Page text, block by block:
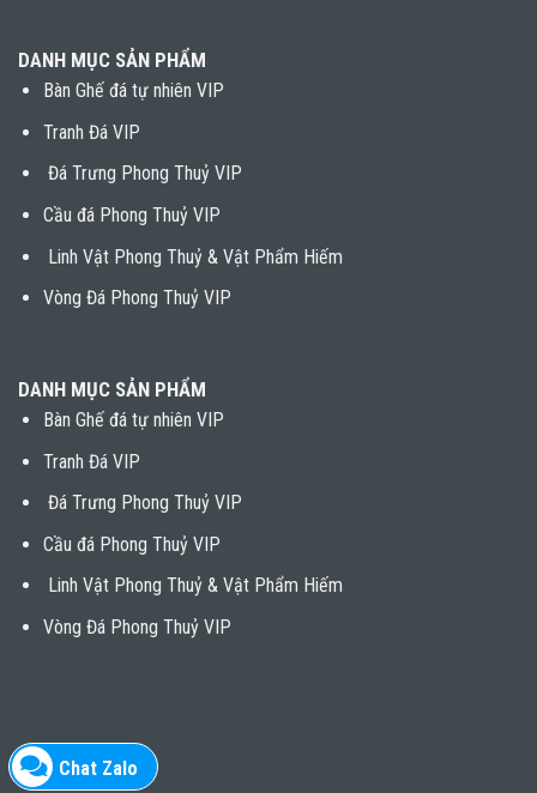
Chat Zalo
DANH MỤC SẢN PHẨM
Bàn Ghế đá tự nhiên VIP
Tranh Đá VIP
Đá Trưng Phong Thuỷ VIP
Cầu đá Phong Thuỷ VIP
Linh Vật Phong Thuỷ & Vật Phẩm Hiếm
Vòng Đá Phong Thuỷ VIP
DANH MỤC SẢN PHẨM
Bàn Ghế đá tự nhiên VIP
Tranh Đá VIP
Đá Trưng Phong Thuỷ VIP
Cầu đá Phong Thuỷ VIP
Linh Vật Phong Thuỷ & Vật Phẩm Hiếm
Vòng Đá Phong Thuỷ VIP